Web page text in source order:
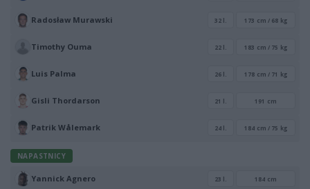
Radosław Murawski 32 l. 173 cm / 68 kg
Timothy Ouma 22 l. 183 cm / 75 kg
Luis Palma 26 l. 178 cm / 71 kg
Gisli Thordarson 21 l. 191 cm
Patrik Wålemark 24 l. 184 cm / 75 kg
NAPASTNICY
Yannick Agnero 23 l. 184 cm